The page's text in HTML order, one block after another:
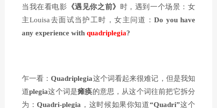
当我在看电影 《遇见你之前》
时，遇到一个场景：女
主Louisa去面试当护工时，女主问道：Do you have
any experience with quadriplegia?
乍一看：Quadriplegia这个词看起来很难记，但是我知
道plegia这个词是瘫痪的意思，从这个词往前把它拆分
为：Quadri-plegia ，这时候如果你知道“Quadri”这个